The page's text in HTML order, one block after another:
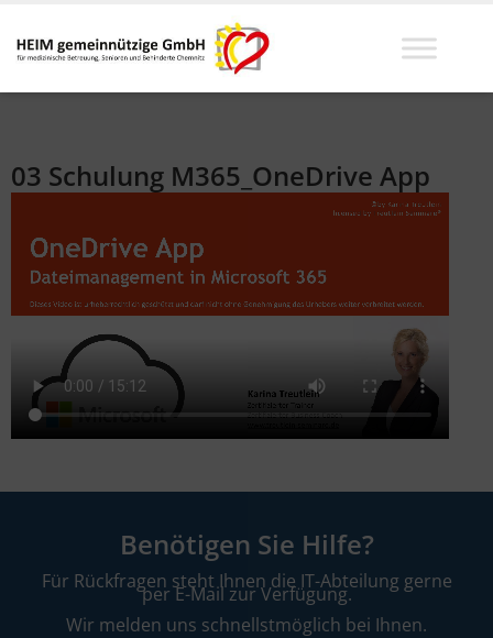
03 Schulung M365_OneDrive App
Benötigen Sie Hilfe?
Für Rückfragen steht Ihnen die IT-Abteilung gerne
per E-Mail zur Verfügung.
Wir melden uns schnellstmöglich bei Ihnen.